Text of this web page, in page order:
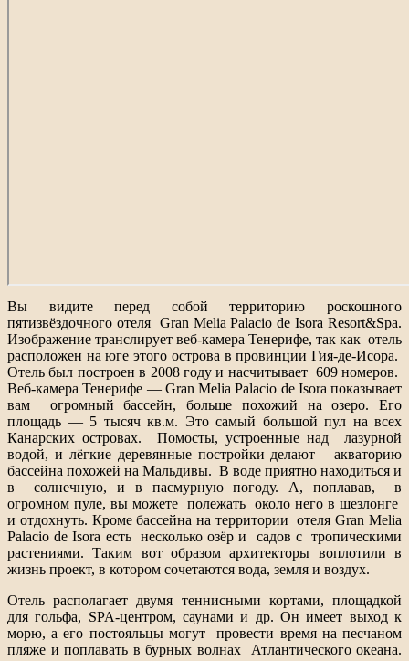
Вы видите перед собой территорию роскошного
пятизвёздочного отеля Gran Melia Palacio de Isora Resort&Spa.
Изображение транслирует веб-камера Тенерифе, так как отель
расположен на юге этого острова в провинции Гия-де-Исора.
Отель был построен в 2008 году и насчитывает 609 номеров.
Веб-камера Тенерифе — Gran Melia Palacio de Isora показывает
вам огромный бассейн, больше похожий на озеро. Его
площадь — 5 тысяч кв.м. Это самый большой пул на всех
Канарских островах. Помосты, устроенные над лазурной
водой, и лёгкие деревянные постройки делают акваторию
бассейна похожей на Мальдивы. В воде приятно находиться и
в солнечную, и в пасмурную погоду. А, поплавав, в
огромном пуле, вы можете полежать около него в шезлонге
и отдохнуть. Кроме бассейна на территории отеля Gran Melia
Palacio de Isora есть несколько озёр и садов с тропическими
растениями. Таким вот образом архитекторы воплотили в
жизнь проект, в котором сочетаются вода, земля и воздух.
Отель располагает двумя теннисными кортами, площадкой
для гольфа, SPA-центром, саунами и др. Он имеет выход к
морю, а его постояльцы могут провести время на песчаном
пляже и поплавать в бурных волнах Атлантического океана.